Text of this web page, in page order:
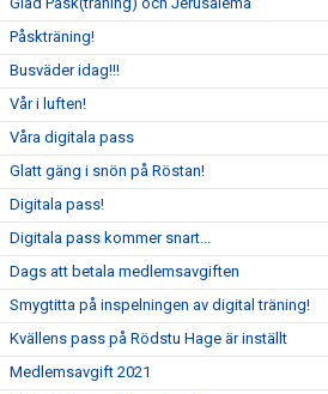
Påskträning!
Busväder idag!!!
Vår i luften!
Våra digitala pass
Glatt gäng i snön på Röstan!
Digitala pass!
Digitala pass kommer snart...
Dags att betala medlemsavgiften
Smygtitta på inspelningen av digital träning!
Kvällens pass på Rödstu Hage är inställt
Medlemsavgift 2021